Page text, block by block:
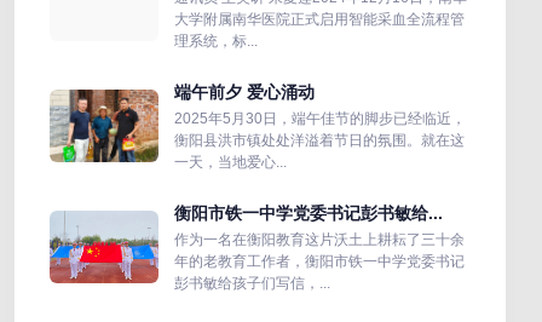
大学附属南华医院正式启用智能采血全流程管
理系统，标...
端午前夕 爱心涌动
2025年5月30日，端午佳节的脚步已经临近，
衡阳县洪市镇处处洋溢着节日的氛围。就在这
一天，当地爱心...
衡阳市铁一中学党委书记彭书敏给...
作为一名在衡阳教育这片沃土上耕耘了三十余
年的老教育工作者，衡阳市铁一中学党委书记
彭书敏给孩子们写信，...